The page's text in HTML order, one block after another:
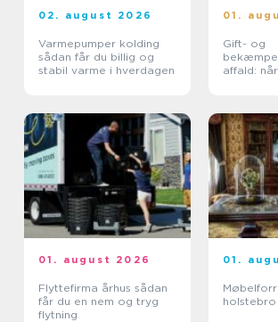
02. august 2026
Varmepumper kolding
sådan får du billig og
stabil varme i hverdagen
01.
Gift- og
affald:
01. august 2026
Flyttefirma århus sådan
får du en nem og tryg
flytning
01.
holstebro